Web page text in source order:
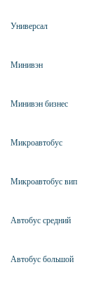
Универсал
Минивэн
Минивэн бизнес
Микроавтобус
Микроавтобус вип
Автобус средний
Автобус большой